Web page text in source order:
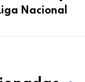
Nacional